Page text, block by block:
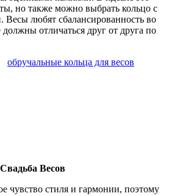
но также можно выбрать кольцо с
Весы любят сбалансированность во
отличаться друг от друга по
Свадьба Весов
чувство стиля и гармонии, поэтому